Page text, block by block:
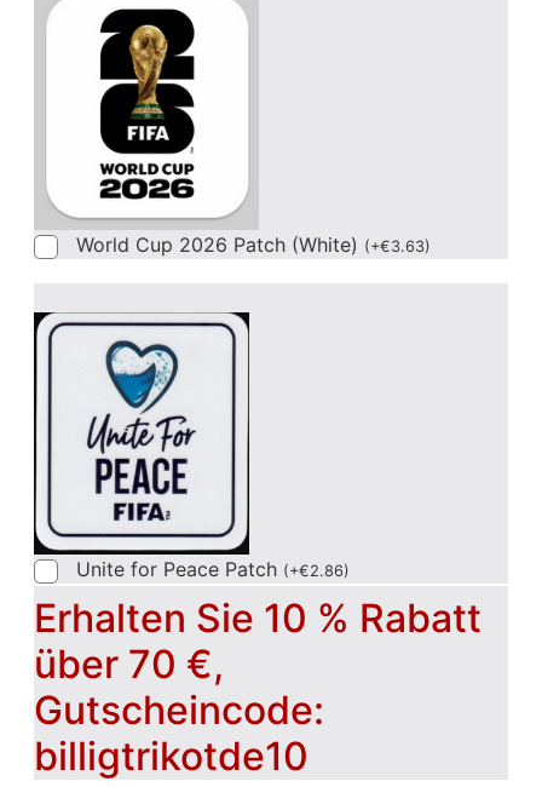
World Cup 2026 Patch (White) (+€3.63)
Unite for Peace Patch (+€2.86)
Erhalten Sie 10 % Rabatt
über 70 €,
Gutscheincode:
billigtrikotde10